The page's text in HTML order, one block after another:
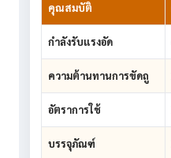
คุณสมบัติ
กำลังรับแรงอัด
ความต้านทานการขัดถู
อัตราการใช้
บรรจุภัณฑ์